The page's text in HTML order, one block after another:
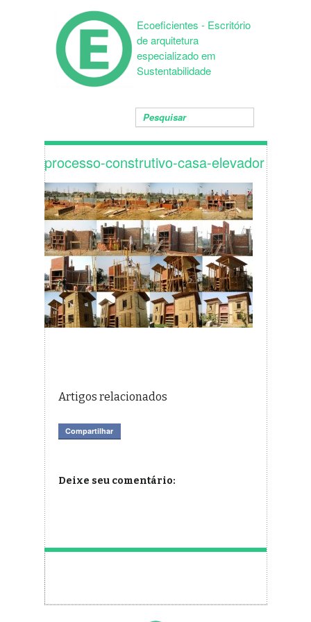
Ecoeficientes - Escritório
de arquitetura
especializado em
Sustentabilidade
processo-construtivo-casa-elevador
Artigos relacionados
Compartilhar
Deixe seu comentário: